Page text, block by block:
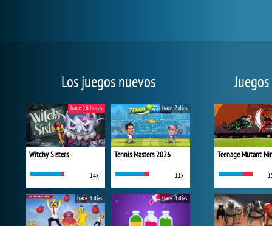
Los juegos nuevos
Witchy Sisters
14x
hace 16 horas
Tennis Masters 2026
11x
hace 2 días
hace 3 días hace 4 días